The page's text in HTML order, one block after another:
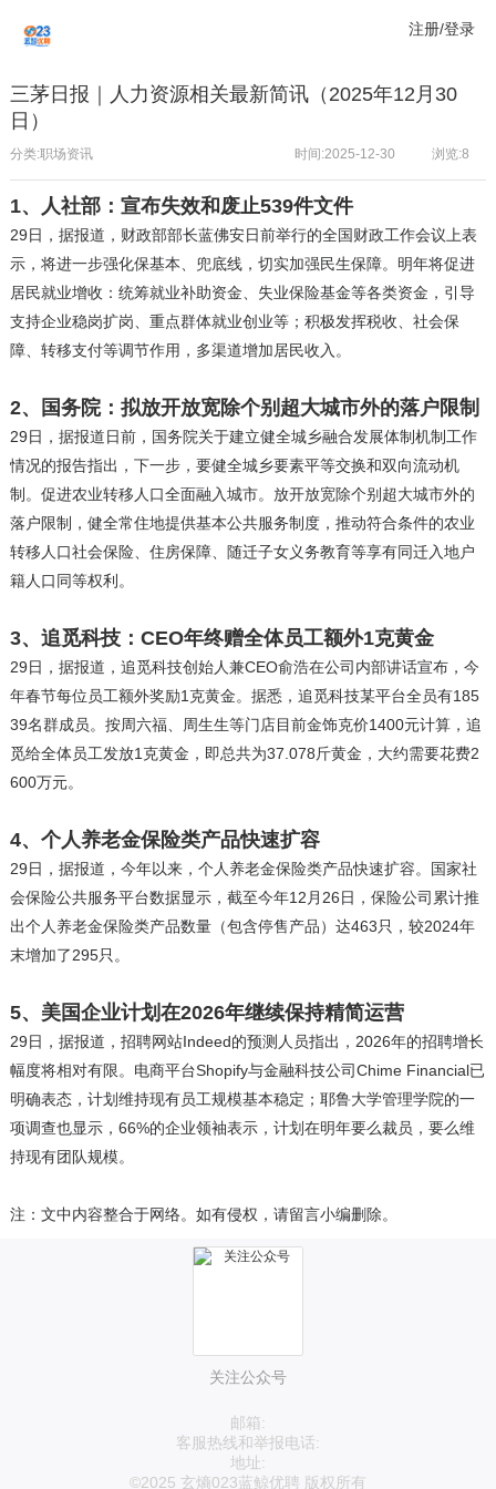
注册/登录
三茅日报｜人力资源相关最新简讯（2025年12月30
日）
分类:职场资讯 浏览:8
时间:2025-12-30
1、 人社部：宣布失效和废止539件文件
29日，据报道，财政部部长蓝佛安日前举行的全国财政工作会议上表
示，将进一步强化保基本、兜底线，切实加强民生保障。明年将促进
居民就业增收：统筹就业补助资金、失业保险基金等各类资金，引导
支持企业稳岗扩岗、重点群体就业创业等；积极发挥税收、社会保
障、转移支付等调节作用，多渠道增加居民收入。
2、国务院：拟放开放宽除个别超大城市外的落户限制
29日，据报道日前，国务院关于建立健全城乡融合发展体制机制工作
情况的报告指出，下一步，要健全城乡要素平等交换和双向流动机
制。促进农业转移人口全面融入城市。放开放宽除个别超大城市外的
落户限制，健全常住地提供基本公共服务制度，推动符合条件的农业
转移人口社会保险、住房保障、随迁子女义务教育等享有同迁入地户
籍人口同等权利。
3、追觅科技：CEO年终赠全体员工额外1克黄金
29日，据报道，追觅科技创始人兼CEO俞浩在公司内部讲话宣布，今
年春节每位员工额外奖励1克黄金。据悉，追觅科技某平台全员有185
39名群成员。按周六福、周生生等门店目前金饰克价1400元计算，追
觅给全体员工发放1克黄金，即总共为37.078斤黄金，大约需要花费2
600万元。
4、‌个人养老金保险类产品快速扩容
29日，据报道，今年以来，个人养老金保险类产品快速扩容。国家社
会保险公共服务平台数据显示，截至今年12月26日，保险公司累计推
出个人养老金保险类产品数量（包含停售产品）达463只，较2024年
末增加了295只。
5、美国企业计划在2026年继续保持精简运营
29日，据报道，招聘网站Indeed的预测人员指出，2026年的招聘增长
幅度将相对有限。电商平台Shopify与金融科技公司Chime Financial已
明确表态，计划维持现有员工规模基本稳定；耶鲁大学管理学院的一
项调查也显示，66%的企业领袖表示，计划在明年要么裁员，要么维
持现有团队规模。
注：文中内容整合于网络。如有侵权，请留言小编删除。
关注公众号
邮箱:
客服热线和举报电话:
地址:
©2025 玄熵023蓝鲸优聘 版权所有